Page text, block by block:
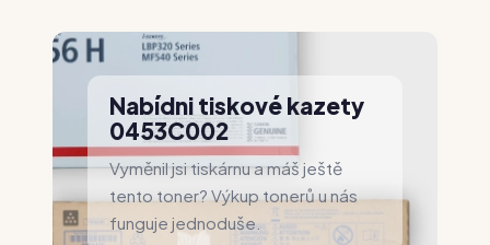
Nabídni tiskové kazety
0453C002
Vyměnil jsi tiskárnu a máš ještě
tento toner? Výkup tonerů u nás
funguje jednoduše.